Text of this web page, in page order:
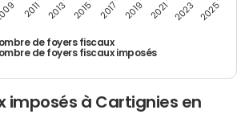
de foyers fiscaux
de foyers fiscaux imposés
2011 2013 2015 2017 2019 2021 2023 2025
imposés à Cartignies en